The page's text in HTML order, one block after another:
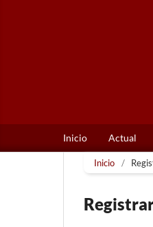
Inicio Actual
Inicio /